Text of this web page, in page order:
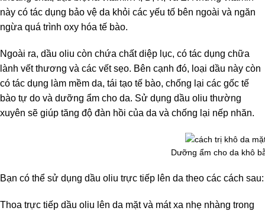
này có tác dụng bảo vệ da khỏi các yếu tố bên ngoài và ngăn
ngừa quá trình oxy hóa tế bào.
Ngoài ra, dầu oliu còn chứa chất diệp lục, có tác dụng chữa
lành vết thương và các vết sẹo. Bên cạnh đó, loại dầu này còn
có tác dụng làm mềm da, tái tạo tế bào, chống lại các gốc tế
bào tự do và dưỡng ẩm cho da. Sử dụng dầu oliu thường
xuyên sẽ giúp tăng độ đàn hồi của da và chống lại nếp nhăn.
Dưỡng ẩm cho da khô
Bạn có thể sử dụng dầu oliu trực tiếp lên da theo các cách sau:
Thoa trực tiếp dầu oliu lên da mặt và mát xa nhẹ nhàng trong